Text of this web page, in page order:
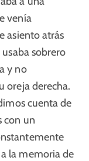
venía
asiento atrás
sobrero
y no
oreja derecha.
cuenta de
con un
la memoria de